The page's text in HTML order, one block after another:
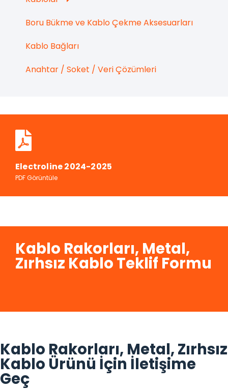
Boru Bükme ve Kablo Çekme Aksesuarları
Kablo Bağları
Anahtar / Soket / Veri Çözümleri
Electroline 2024-2025
PDF Görüntüle
Kablo Rakorları, Metal,
Zırhsız Kablo Teklif Formu
Kablo Rakorları, Metal, Zırhsız
Kablo Ürünü İçin İletişime
Geç